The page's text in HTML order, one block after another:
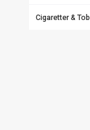
Cigaretter &